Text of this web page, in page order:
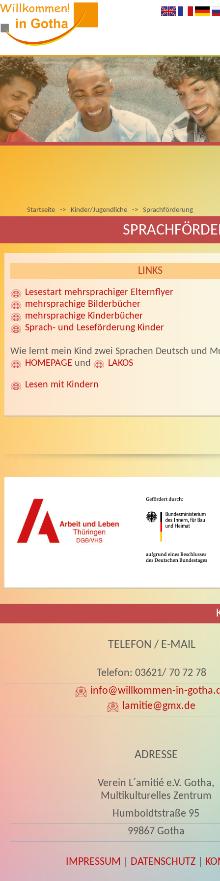
Startseite -> Kinder/Jugendliche -> Sprachförderung
LINKS
Lesestart mehrsprachiger Elternflyer
mehrsprachige Bilderbücher
mehrsprachige Kinderbücher
Sprach- und Leseförderung Kinder
Wie lernt mein Kind zwei Sprachen Deutsch und
HOMEPAGE und LAKOS
Lesen mit Kindern
TELEFON / E-MAIL
Telefon: 03621/ 70 72 78
info@willkommen-in-
lamitie@gmx.de
ADRESSE
Verein L´amitié e.V. Gotha,
Multikulturelles Zentrum
Humboldtstraße 95
99867 Gotha
IMPRESSUM DATENSCHUTZ